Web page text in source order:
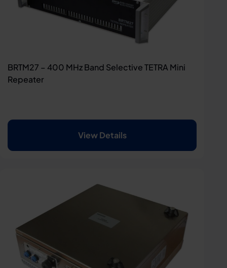
BRTM27 – 400 MHz Band Selective TETRA Mini
Repeater
View Details